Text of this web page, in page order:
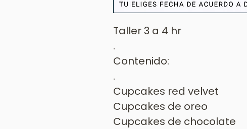
Taller 3 a 4 hr
.
Contenido:
.
Cupcakes red velvet
Cupcakes de oreo
Cupcakes de chocolate